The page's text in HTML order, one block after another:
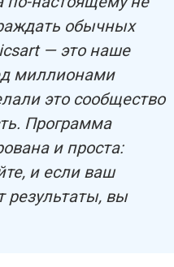
обычных
— это наше
миллионами
это сообщество
Программа
и проста:
и если ваш
результаты, вы